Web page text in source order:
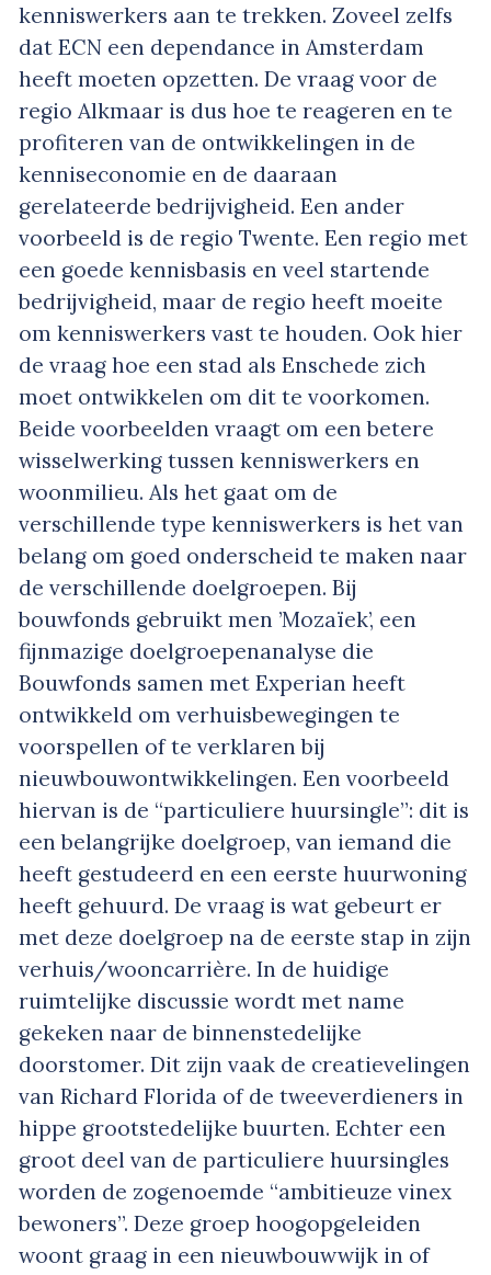
kenniswerkers aan te trekken. Zoveel zelfs
dat ECN een dependance in Amsterdam
heeft moeten opzetten. De vraag voor de
regio Alkmaar is dus hoe te reageren en te
profiteren van de ontwikkelingen in de
kenniseconomie en de daaraan
gerelateerde bedrijvigheid. Een ander
voorbeeld is de regio Twente. Een regio met
een goede kennisbasis en veel startende
bedrijvigheid, maar de regio heeft moeite
om kenniswerkers vast te houden. Ook hier
de vraag hoe een stad als Enschede zich
moet ontwikkelen om dit te voorkomen.
Beide voorbeelden vraagt om een betere
wisselwerking tussen kenniswerkers en
woonmilieu. Als het gaat om de
verschillende type kenniswerkers is het van
belang om goed onderscheid te maken naar
de verschillende doelgroepen. Bij
bouwfonds gebruikt men ’Mozaïek’, een
fijnmazige doelgroepenanalyse die
Bouwfonds samen met Experian heeft
ontwikkeld om verhuisbewegingen te
voorspellen of te verklaren bij
nieuwbouwontwikkelingen. Een voorbeeld
hiervan is de “particuliere huursingle”: dit is
een belangrijke doelgroep, van iemand die
heeft gestudeerd en een eerste huurwoning
heeft gehuurd. De vraag is wat gebeurt er
met deze doelgroep na de eerste stap in zijn
verhuis/wooncarrière. In de huidige
ruimtelijke discussie wordt met name
gekeken naar de binnenstedelijke
doorstomer. Dit zijn vaak de creatievelingen
van Richard Florida of de tweeverdieners in
hippe grootstedelijke buurten. Echter een
groot deel van de particuliere huursingles
worden de zogenoemde “ambitieuze vinex
bewoners”. Deze groep hoogopgeleiden
woont graag in een nieuwbouwwijk in of